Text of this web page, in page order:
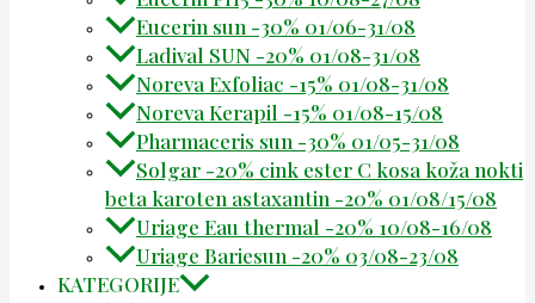
Eucerin sun -30% 01/06-31/08
Ladival SUN -20% 01/08-31/08
Noreva Exfoliac -15% 01/08-31/08
Noreva Kerapil -15% 01/08-15/08
Pharmaceris sun -30% 01/05-31/08
Solgar -20% cink ester C kosa koža nokti
beta karoten astaxantin -20% 01/08/15/08
Uriage Eau thermal -20% 10/08-16/08
Uriage Bariesun -20% 03/08-23/08
KATEGORIJE